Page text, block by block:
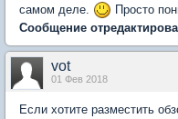
самом деле.
Просто
Сообщение
vot
01 Фев 2018
Если хотите разместить